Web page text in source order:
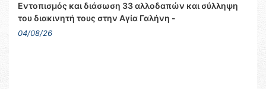
Εντοπισμός και διάσωση 33 αλλοδαπών και σύλληψη
του διακινητή τους στην Αγία Γαλήνη -
04/08/26